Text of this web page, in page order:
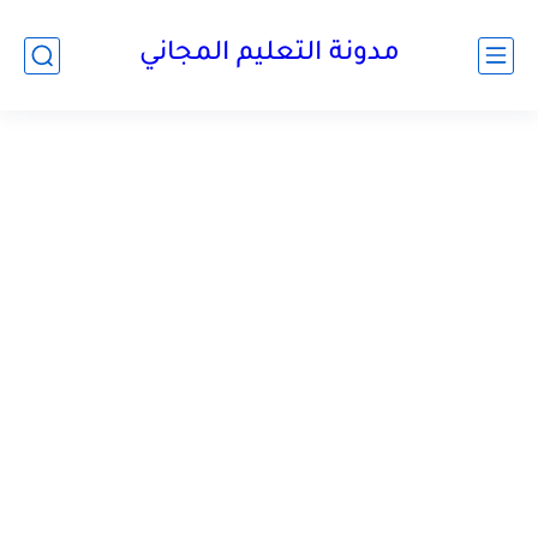
مدونة التعليم المجاني